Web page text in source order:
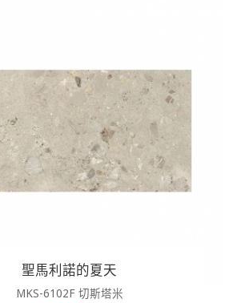
聖馬利諾的夏天
MKS-6102F 切斯塔米